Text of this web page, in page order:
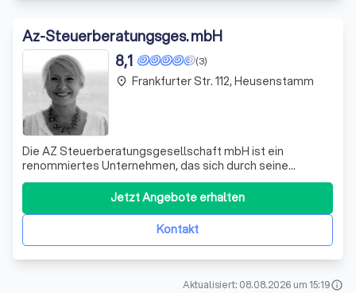
Az-Steuerberatungsges. mbH
(3)
8,1
Die AZ Steuerberatungsgesellschaft mbH ist ein
renommiertes Unternehmen, das sich durch seine
Expertise in der Steuerberatung auszeichnet. Wir sind
stolz darauf, Mitglied der Steuerberaterkammer Hessen
zu sein und unsere Dienstleistungen in der
Bundesrepublik Deutschland anzubieten. Unser Team
Kontakt
Jetzt Angebote erhalten
place Frankfurter Str. 112, Heusenstamm
Aktualisiert: 08.08.2026 um 15:19info